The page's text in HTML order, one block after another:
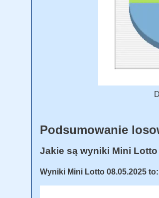
Podsumowanie
Jakie są wyniki Mini Lotto
Wyniki Mini Lotto 08.05.2025 to: